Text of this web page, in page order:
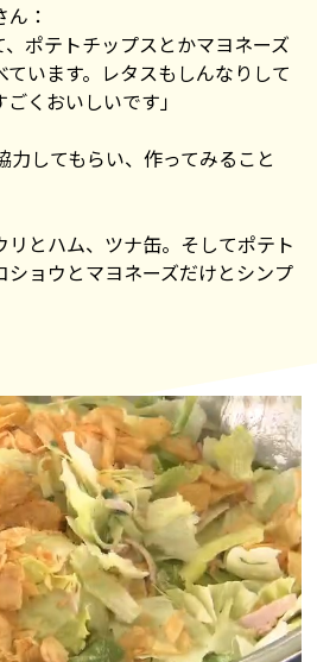
：
、ポテトチップスとかマヨネーズ
います。レタスもしんなりして
くおいしいです」
力してもらい、作ってみること
とハム、ツナ缶。そしてポテト
ョウとマヨネーズだけとシンプ